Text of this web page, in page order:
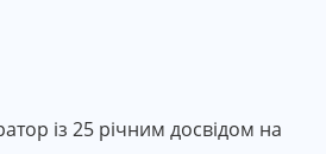
із 25 річним досвідом на